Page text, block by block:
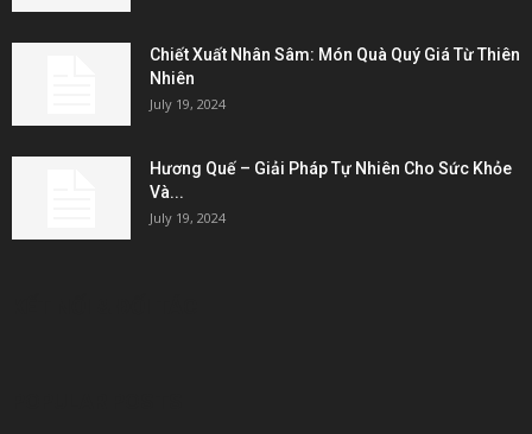
Chiết Xuất Nhân Sâm: Món Quà Quý Giá Từ Thiên
Nhiên
July 19, 2024
Hương Quế – Giải Pháp Tự Nhiên Cho Sức Khỏe
Và...
July 19, 2024